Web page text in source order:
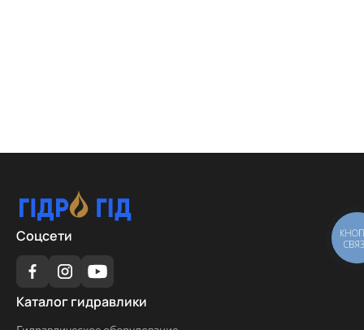
Соцсети
Каталог
Каталог гидравлики